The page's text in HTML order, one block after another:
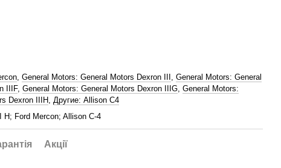
, General Motors: General Motors Dexron III , General Motors: General
IIIF, General Motors: General Motors Dexron IIIG, General Motors:
Dexron IIIH, Другие: Allison C4
H; Ford Mercon; Allison C-4
Акції